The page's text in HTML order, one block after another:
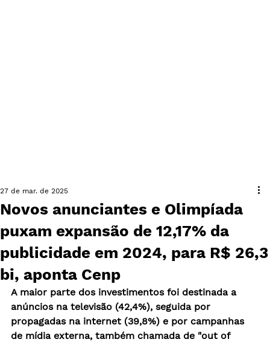
Novos anunciantes e Olimpíada
puxam expansão de 12,17% da
publicidade em 2024, para R$ 26,3
bi, aponta Cenp
27 de mar. de 2025
A maior parte dos investimentos foi destinada a
anúncios na televisão (42,4%), seguida por
propagadas na internet (39,8%) e por campanhas
de mídia externa, também chamada de "out of